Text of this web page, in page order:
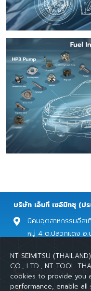
บริษัท เอ็นที เซอิมิทซุ (ปร
นิคมอุตสาหกรรมอีสเ
หมู่ 4 ต.ปลวกแดง อ.
ติดต่อเรา
+66(0)-33-012-
+66(0)-38-955-
NT SEIMITSU
CO., LTD., NT TOOL
cookies to provide you
performance, enable